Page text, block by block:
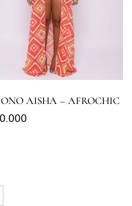
AISHA – AFROCHIC